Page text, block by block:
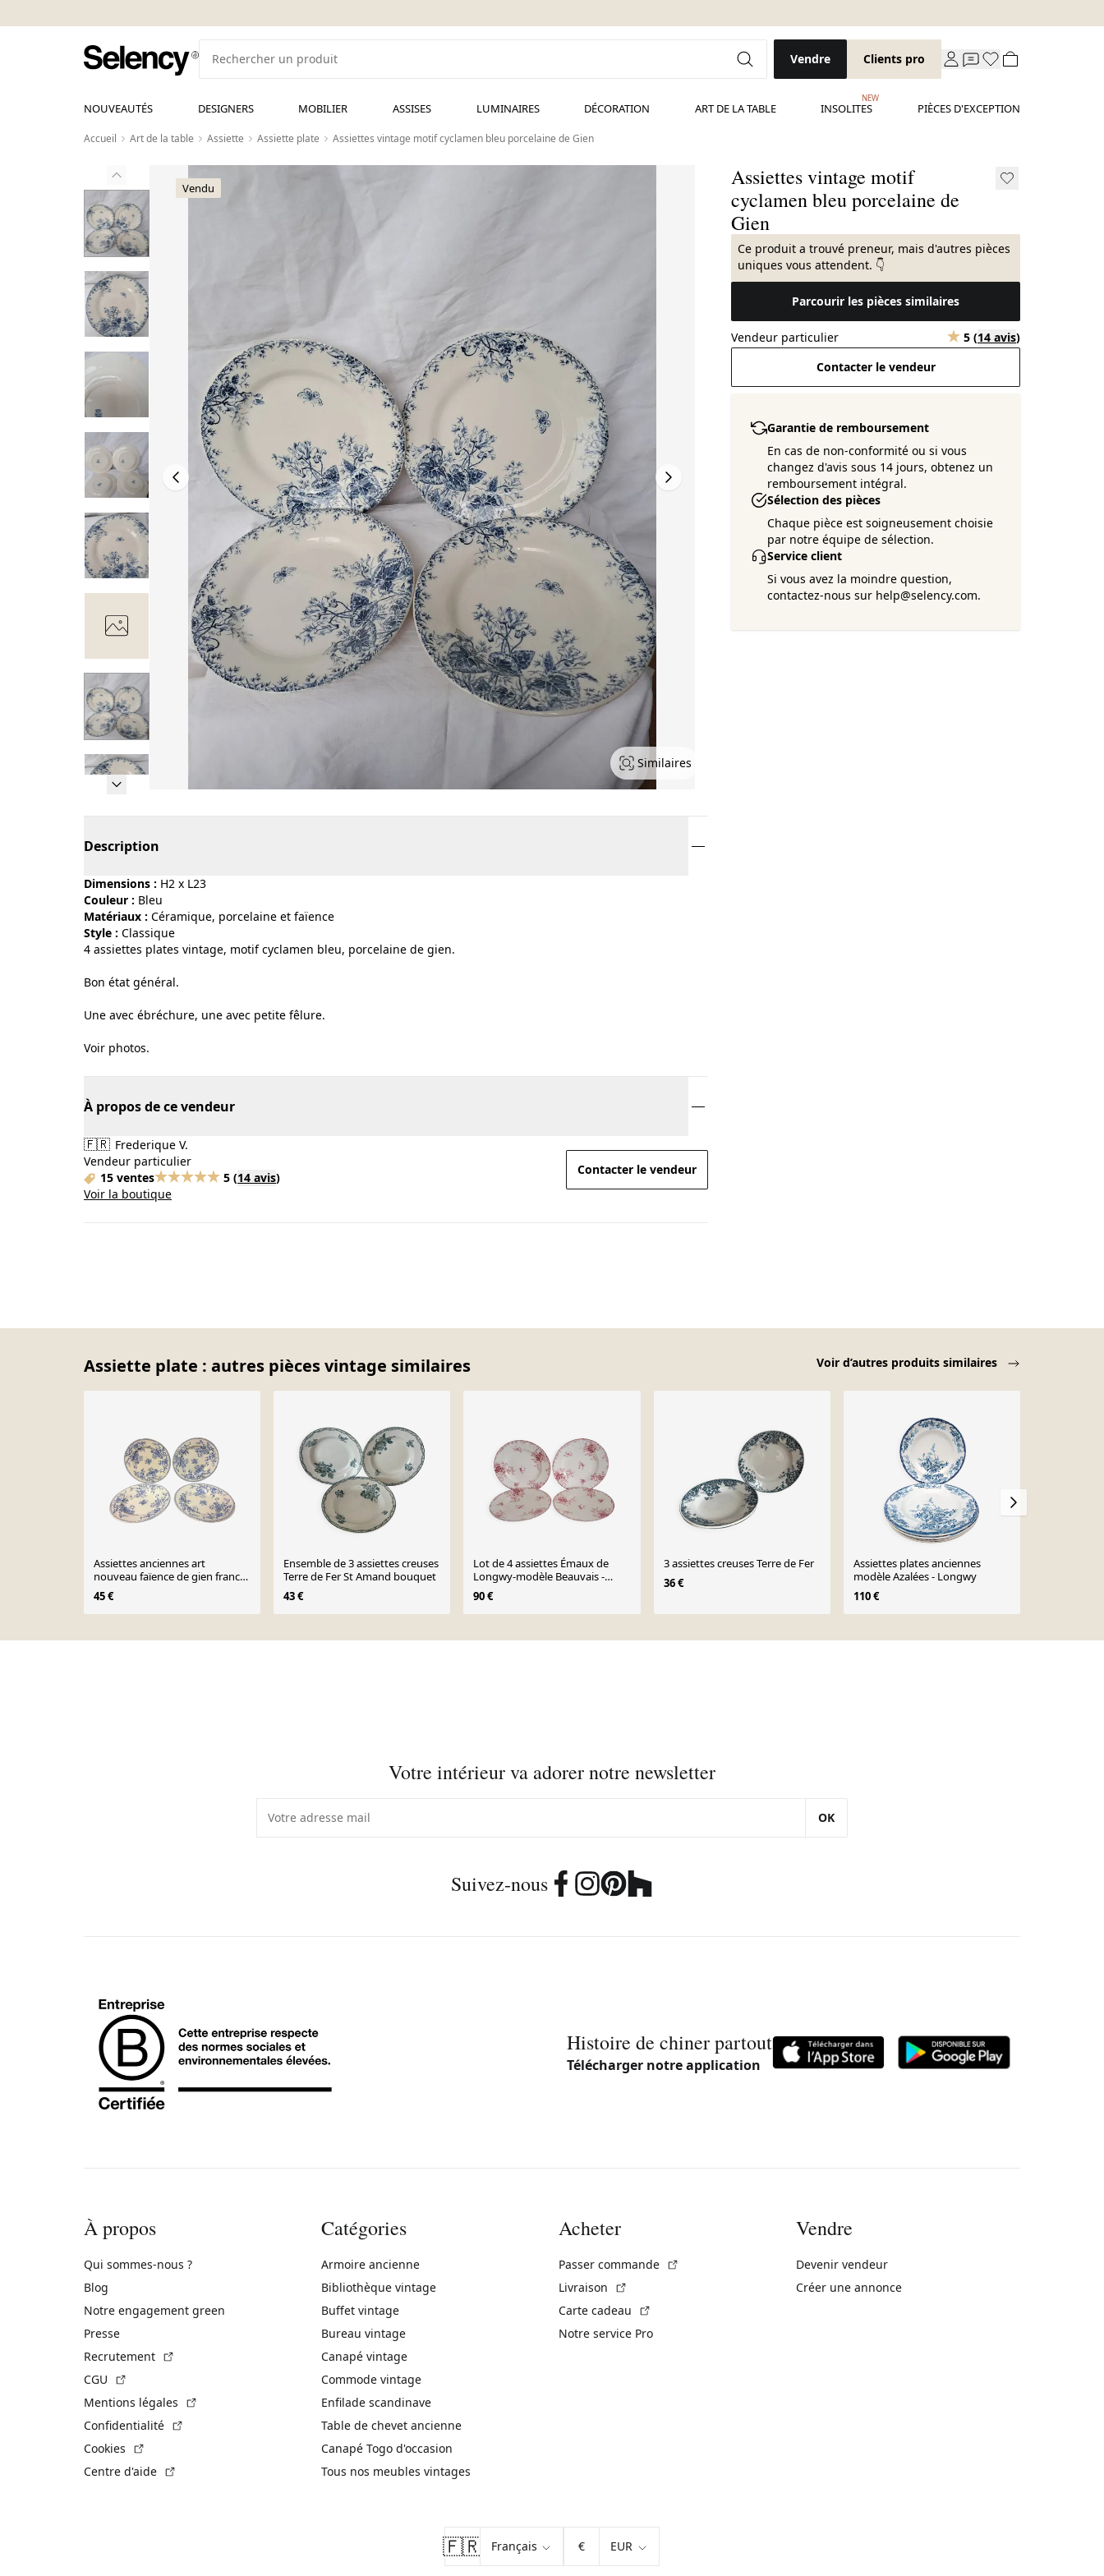
Vendre Clients pro
NOUVEAUTÉS DESIGNERS MOBILIER ASSISES LUMINAIRES DÉCORATION ART DE LA TABLE INSOLITES
NEW
PIÈCES D'EXCEPTION
Accueil Art de la table Assiette Assiette plate Assiettes vintage motif cyclamen bleu porcelaine de Gien
Vendu
Similaires
Assiettes vintage motif
cyclamen bleu porcelaine de
Gien
Ce produit a trouvé preneur, mais d'autres pièces
uniques vous attendent. 👇
Parcourir les pièces similaires
Vendeur particulier 5 (14 avis)
Contacter le vendeur
Garantie de remboursement
En cas de non-conformité ou si vous
changez d'avis sous 14 jours, obtenez un
remboursement intégral.
Sélection des pièces
Chaque pièce est soigneusement choisie
par notre équipe de sélection.
Service client
Si vous avez la moindre question,
contactez-nous sur help@selency.com.
Description
Dimensions : H2 x L23
Couleur :
bleu
Matériaux :
céramique, porcelaine et faïence
Style :
classique
4 assiettes plates vintage, motif cyclamen bleu, porcelaine de gien.
Bon état général.
Une avec ébréchure, une avec petite fêlure.
Voir photos.
À propos de ce vendeur
🇫🇷 Frederique V.
Vendeur particulier
15 ventes
5 (14 avis)
Voir la boutique
Contacter le vendeur
Assiette plate : autres pièces vintage similaires Voir d’autres produits similaires
Assiettes anciennes art
nouveau faïence de gien france
médailles d'or fleurette
45 €
Ensemble de 3 assiettes creuses
Terre de Fer St Amand bouquet
43 €
Lot de 4 assiettes Émaux de
Longwy-modèle Beauvais -
1930s
90 €
3 assiettes creuses Terre de Fer
36 €
Assiettes plates anciennes
modèle Azalées - Longwy
110 €
Votre intérieur va adorer notre newsletter
OK
Suivez-nous
Histoire de chiner partout
Télécharger notre application
À propos
Qui sommes-nous ?
Blog
Notre engagement green
Presse
Recrutement
CGU
Mentions légales
Confidentialité
Cookies
Centre d'aide
Catégories
Armoire ancienne
Bibliothèque vintage
Buffet vintage
Bureau vintage
Canapé vintage
Commode vintage
Enfilade scandinave
Table de chevet ancienne
Canapé Togo d'occasion
Tous nos meubles vintages
Acheter
Passer commande
Livraison
Carte cadeau
Notre service Pro
Vendre
Devenir vendeur
Créer une annonce
🇫🇷 €